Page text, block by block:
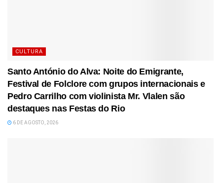
CULTURA
Santo António do Alva: Noite do Emigrante,
Festival de Folclore com grupos internacionais e
Pedro Carrilho com violinista Mr. Vlalen são
destaques nas Festas do Rio
6 DE AGOSTO, 2026